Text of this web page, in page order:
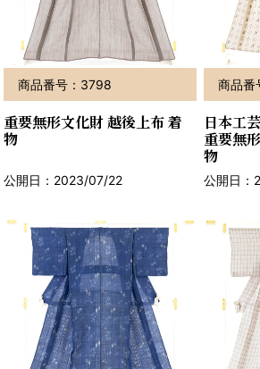
商品番号：3798
重要無形文化財 越後上布 着
物
公開日：2023/07/22
商品番
日本工
重要無
物
公開日